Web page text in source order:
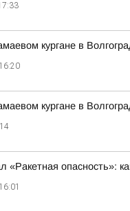
кургане в
16:20
кургане в
«Ракетная опасность»:
16:01